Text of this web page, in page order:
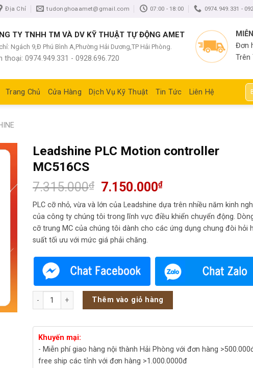
Địa Chỉ tudonghoaamet@gmail.com 07:00 - 18:00 0974.949.331 -
TY TNHH TM VÀ DV KỸ THUẬT TỰ ĐỘNG AMET
Ngách 9,Đ Phú Bình A,Phường Hải Dương,TP Hải Phòng.
thoại: 0974.949.331 - 0928.696.720
Đơn
Trên
Trang Chủ Cửa Hàng Dịch Vụ Kỹ Thuật Tin Tức Liên Hệ
Tìm
Leadshine PLC Motion controller
MC516CS
7.315.000₫
Giá
là:
7.315.000₫.
7.150.000₫Giá
tại
là:
7.150.000₫.
PLC cỡ nhỏ, vừa và lớn của Leadshine dựa trên nhiều năm kinh
của công ty chúng tôi trong lĩnh vực điều khiển chuyển động.
cỡ trung MC của chúng tôi dành cho các ứng dụng chung đòi hỏi
suất tối ưu với mức giá phải chăng.
Leadshine PLC Motion controller MC516CS số lượng
Thêm vào giỏ hàng
Khuyến mại:
- Miễn phí giao hàng nội thành Hải Phòng với đơn hàng
free ship các tỉnh với đơn hàng >1.000.0000đ